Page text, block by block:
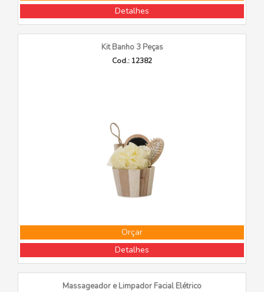
Detalhes
Kit Banho 3 Peças
Cod.: 12382
Orçar
Detalhes
Massageador e Limpador Facial Elétrico